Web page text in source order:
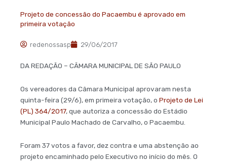
Projeto de concessão do Pacaembu é aprovado em
primeira votação
redenossasp 29/06/2017
DA REDAÇÃO – CÂMARA MUNICIPAL DE SÃO PAULO
Os vereadores da Câmara Municipal aprovaram nesta
quinta-feira (29/6), em primeira votação, o Projeto de Lei
(PL) 364/2017, que autoriza a concessão do Estádio
Municipal Paulo Machado de Carvalho, o Pacaembu.
Foram 37 votos a favor, dez contra e uma abstenção ao
projeto encaminhado pelo Executivo no início do mês. O